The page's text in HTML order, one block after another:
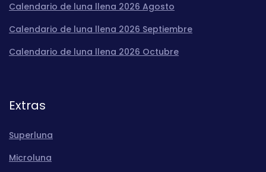
Calendario de luna llena 2026 Agosto
Calendario de luna llena 2026 Septiembre
Calendario de luna llena 2026 Octubre
Extras
Superluna
Microluna